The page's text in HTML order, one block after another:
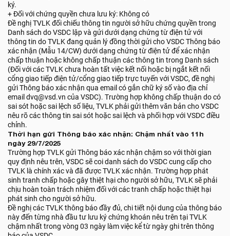
ký.
+ Đối với chứng quyền chưa lưu ký: Không có
Đề nghị TVLK đối chiếu thông tin người sở hữu chứng quyền trong
Danh sách do VSDC lập và gửi dưới dạng chứng từ điện tử với
thông tin do TVLK đang quản lý đồng thời gửi cho VSDC Thông báo
xác nhận (Mẫu 14/CW) dưới dạng chứng từ điện tử để xác nhận
chấp thuận hoặc không chấp thuận các thông tin trong Danh sách
(Đối với các TVLK chưa hoàn tất việc kết nối hoặc bị ngắt kết nối
cổng giao tiếp điện tử/cổng giao tiếp trực tuyến với VSDC, đề nghị
gửi Thông báo xác nhận qua email có gắn chữ ký số vào địa chỉ
email dvq@vsd.vn của VSDC). Trường hợp không chấp thuận do có
sai sót hoặc sai lệch số liệu, TVLK phải gửi thêm văn bản cho VSDC
nêu rõ các thông tin sai sót hoặc sai lệch và phối hợp với VSDC điều
chỉnh.
Thời hạn gửi Thông báo xác nhận: Chậm nhất vào 11h
ngày 29/7/2025
Trường hợp TVLK gửi Thông báo xác nhận chậm so với thời gian
quy định nêu trên, VSDC sẽ coi danh sách do VSDC cung cấp cho
TVLK là chính xác và đã được TVLK xác nhận. Trường hợp phát
sinh tranh chấp hoặc gây thiệt hại cho người sở hữu, TVLK sẽ phải
chịu hoàn toàn trách nhiệm đối với các tranh chấp hoặc thiệt hại
phát sinh cho người sở hữu.
Đề nghị các TVLK thông báo đầy đủ, chi tiết nội dung của thông báo
này đến từng nhà đầu tư lưu ký chứng khoán nêu trên tại TVLK
chậm nhất trong vòng 03 ngày làm việc kể từ ngày ghi trên thông